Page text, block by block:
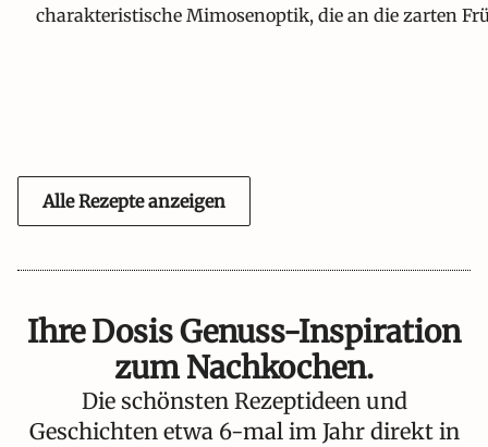
charakteristische Mimosenoptik, die an die zarten
Alle Rezepte anzeigen
Ihre Dosis Genuss-Inspiration
zum Nachkochen.
Die schönsten Rezeptideen und
Geschichten etwa 6-mal im Jahr direkt in